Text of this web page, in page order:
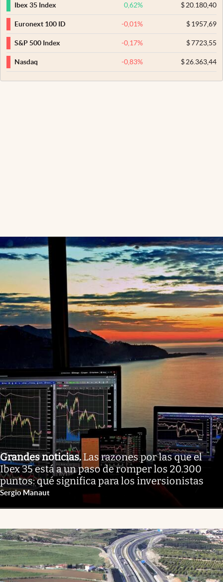
Ibex 35 Index
0,62% $20.180,40
Euronext 100 ID -0,01% $1957,69
S&P 500 Index -0,17% $7723,55
Nasdaq -0,83% $26.363,44
Grandes noticias.Las razones por las que el
Ibex 35 está a un paso de romper los 20.300
puntos: qué significa para los inversionistas
Sergio Manaut